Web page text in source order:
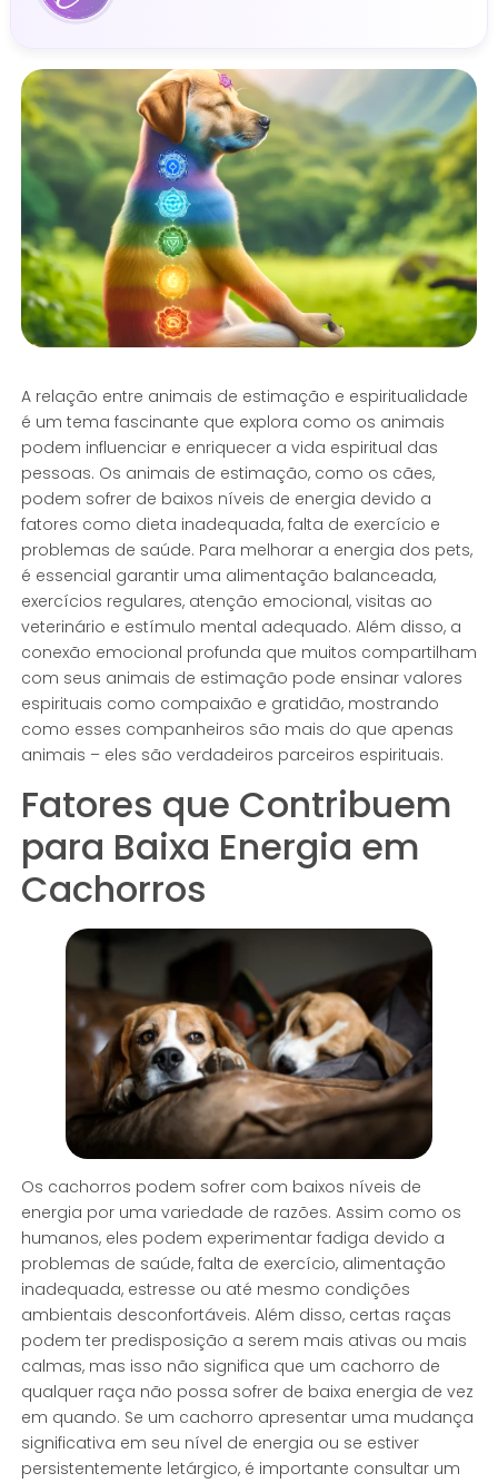
A relação entre animais de estimação e espiritualidade
é um tema fascinante que explora como os animais
podem influenciar e enriquecer a vida espiritual das
pessoas. Os animais de estimação, como os cães,
podem sofrer de baixos níveis de energia devido a
fatores como dieta inadequada, falta de exercício e
problemas de saúde. Para melhorar a energia dos pets,
é essencial garantir uma alimentação balanceada,
exercícios regulares, atenção emocional, visitas ao
veterinário e estímulo mental adequado. Além disso, a
conexão emocional profunda que muitos compartilham
com seus animais de estimação pode ensinar valores
espirituais como compaixão e gratidão, mostrando
como esses companheiros são mais do que apenas
animais – eles são verdadeiros parceiros espirituais.
Fatores que Contribuem
para Baixa Energia em
Cachorros
Os cachorros podem sofrer com baixos níveis de
energia por uma variedade de razões. Assim como os
humanos, eles podem experimentar fadiga devido a
problemas de saúde, falta de exercício, alimentação
inadequada, estresse ou até mesmo condições
ambientais desconfortáveis. Além disso, certas raças
podem ter predisposição a serem mais ativas ou mais
calmas, mas isso não significa que um cachorro de
qualquer raça não possa sofrer de baixa energia de vez
em quando. Se um cachorro apresentar uma mudança
significativa em seu nível de energia ou se estiver
persistentemente letárgico, é importante consultar um